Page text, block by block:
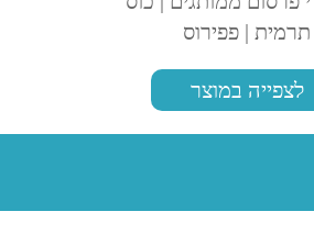
לצפייה במוצר